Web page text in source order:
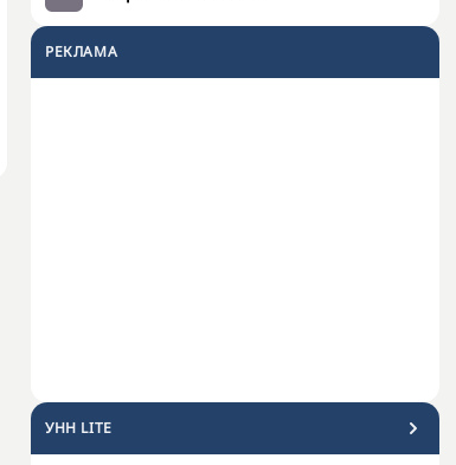
РЕКЛАМА
УНН LITE